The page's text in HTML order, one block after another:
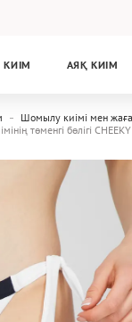
КИІМ АЯҚ КИІМ
Шомылу киімі мен
төменгі бөлігі